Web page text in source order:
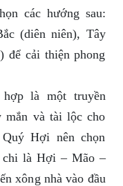
các hướng sau:
(diên niên), Tây
để cải thiện phong
là một truyền
mắn và tài lộc cho
Hợi nên chọn
chi là Hợi – Mão –
xông nhà vào đầu